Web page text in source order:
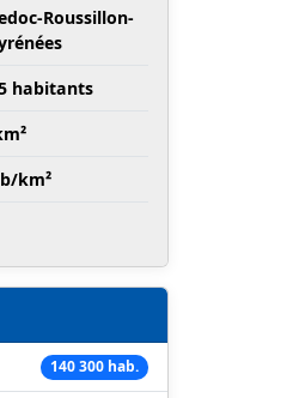
Roussillon-
habitants
km²
140 300 hab.